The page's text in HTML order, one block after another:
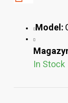
Model:
In Stock